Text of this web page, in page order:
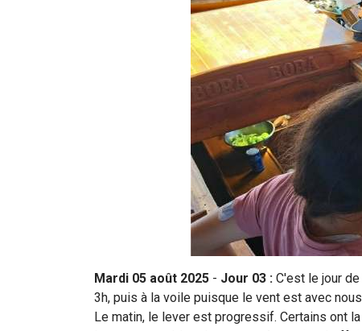
Mardi 05 août 2025 - Jour 03 : C'est le jour
3h, puis à la voile puisque le vent est avec
Le matin, le lever est progressif. Certains ont